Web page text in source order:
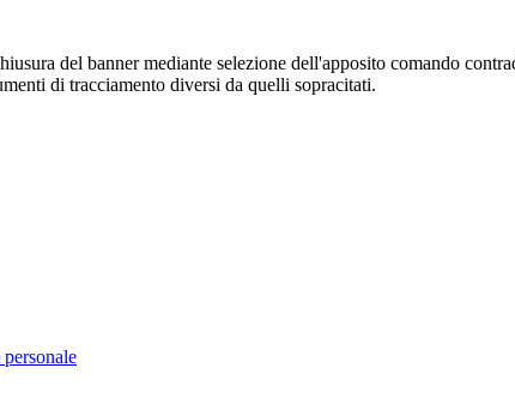
del banner mediante selezione dell'apposito comando
di tracciamento diversi da quelli sopracitati.